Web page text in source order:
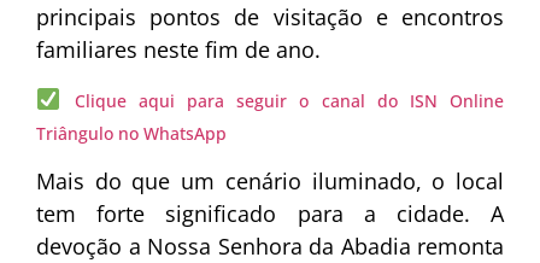
principais pontos de visitação e encontros
familiares neste fim de ano.
Clique aqui para seguir o canal do ISN Online
Triângulo no WhatsApp
Mais do que um cenário iluminado, o local
tem forte significado para a cidade. A
devoção a Nossa Senhora da Abadia remonta